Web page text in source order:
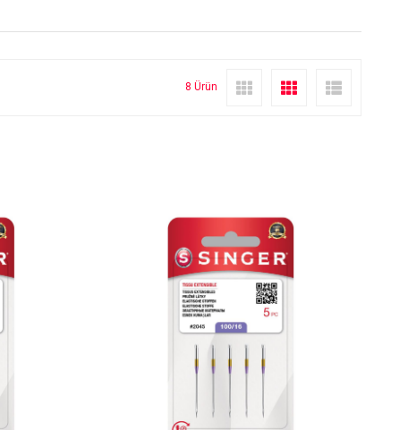
8 Ürün